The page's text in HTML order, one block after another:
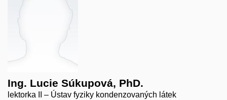
Ing. Lucie Súkupová, PhD.
lektorka II – Ústav fyziky kondenzovaných látek